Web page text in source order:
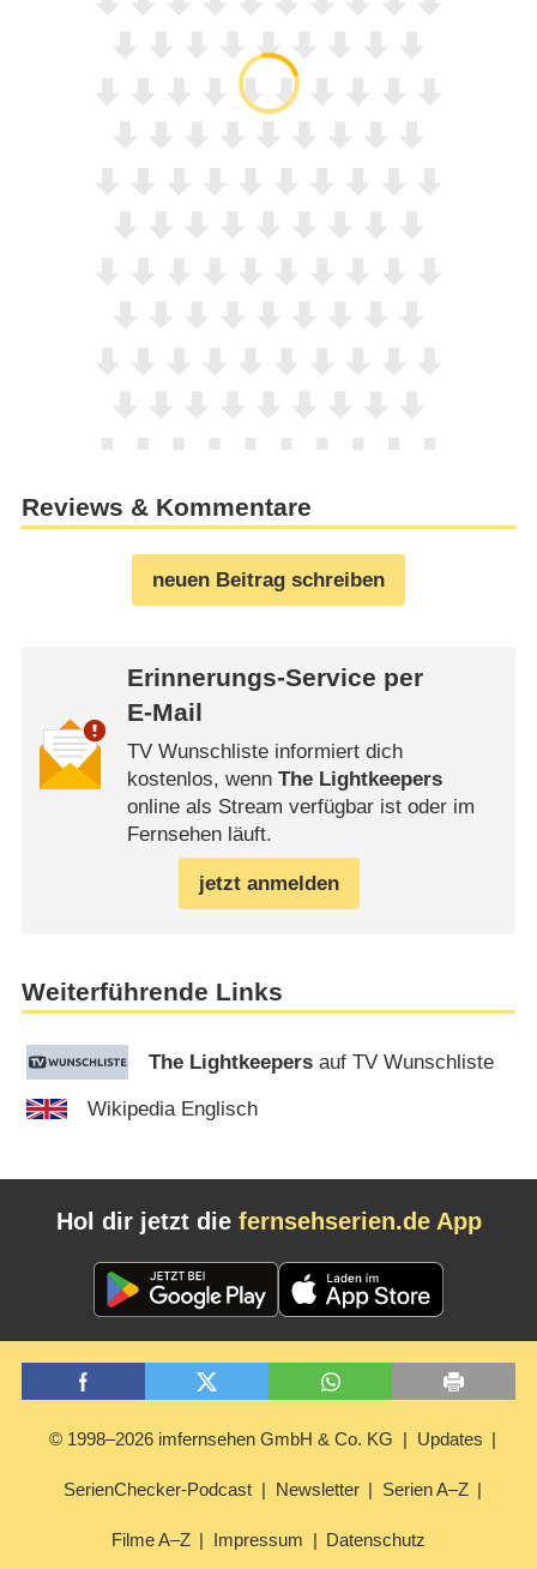
Reviews & Kommentare
neuen Beitrag schreiben
Erinnerungs-Service per
E-Mail
TV Wunschliste informiert dich
kostenlos, wenn The Lightkeepers
online als Stream verfügbar ist oder im
Fernsehen läuft.
jetzt anmelden
Weiterführende Links
The Lightkeepers auf TV Wunschliste
Wikipedia Englisch
Hol dir jetzt die fernsehserien.de App
© 1998–2026 imfernsehen GmbH & Co. KG Updates
SerienChecker-Podcast Newsletter Serien A–Z
Filme A–Z Impressum Datenschutz